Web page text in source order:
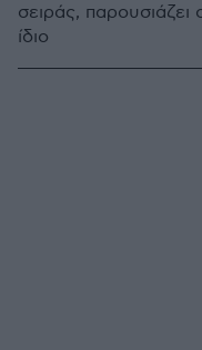
σειράς,
ίδιο